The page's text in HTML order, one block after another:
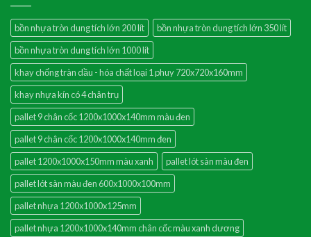
bồn nhựa tròn dung tích lớn 200 lít
bồn nhựa tròn dung tích lớn 350 lít
bồn nhựa tròn dung tích lớn 1000 lít
khay chống tràn dầu - hóa chất loại 1 phuy 720x720x160mm
khay nhựa kín có 4 chân trụ
pallet 9 chân cốc 1200x1000x140mm màu đen
pallet 9 chân cốc 1200x1000x140mm đen
pallet 1200x1000x150mm màu xanh
pallet lót sàn màu đen
pallet lót sàn màu đen 600x1000x100mm
pallet nhựa 1200x1000x125mm
pallet nhựa 1200x1000x140mm chân cốc màu xanh dương